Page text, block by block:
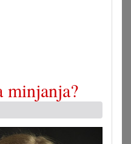
minjanja?